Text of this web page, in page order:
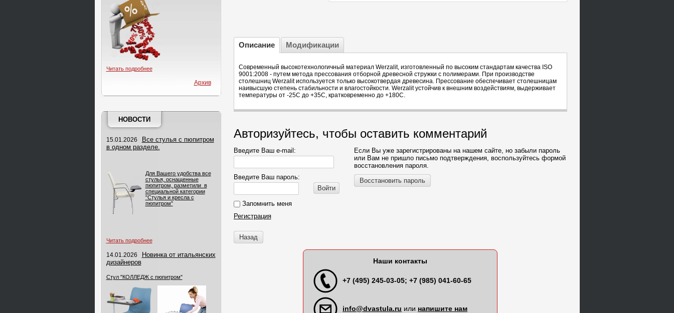
Читать подробнее
Архив
НОВОСТИ
15.01.2026
Все стулья с пюпитром
в одном разделе.
Для Вашего удобства все
стулья, оснащенные
пюпитром, разметили в
специальной категории
"Стулья и кресла с
пюпитром"
Читать подробнее
14.01.2026
Новинка от итальянских
дизайнеров
Стул "КОЛЛЕДЖ с пюпитром"
Описание Модификации
Современный высокотехнологичный материал Werzalit, изготовленный по высоким стандартам качества ISO
9001:2008 - путем метода прессования отборной древесной стружки с полимерами. При производстве
столешниц Werzalit используется только высокотвердая древесина. Прессование обеспечивает столешницам
наивысшую степень стабильности и влагостойкости. Werzalit устойчив к внешним воздействиям, выдерживает
температуры от -25С до +35С, кратковременно до +180С.
Авторизуйтесь, чтобы оставить комментарий
Введите Ваш e-mail:
Введите Ваш пароль:
Войти
Запомнить меня
Регистрация
Если Вы уже зарегистрированы на нашем сайте, но забыли пароль
или Вам не пришло письмо подтверждения, воспользуйтесь формой
восстановления пароля.
Восстановить пароль
Назад
Наши контакты
+7 (495) 245-03-05; +7 (985) 041-60-65
info@dvastula.ru или напишите нам